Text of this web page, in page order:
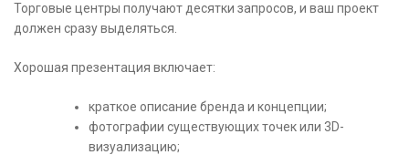
Торговые центры получают десятки запросов, и ваш проект
должен сразу выделяться.
Хорошая презентация включает:
краткое описание бренда и концепции;
фотографии существующих точек или 3D-
визуализацию;